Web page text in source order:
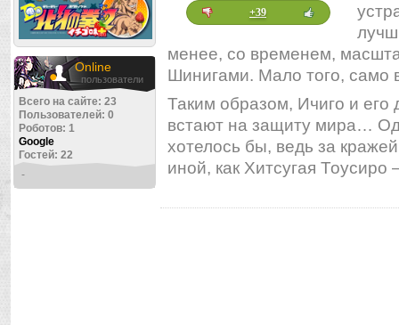
Online
пользователи
Всего на сайте: 23
Пользователей: 0
Роботов: 1
Google
Гостей: 22
-
+39
менее, со временем,
Шинигами. Мало того, само
Таким образом, Ичиго и его
встают на защиту мира…
хотелось бы, ведь за
иной, как Хитсугая Тоусиро